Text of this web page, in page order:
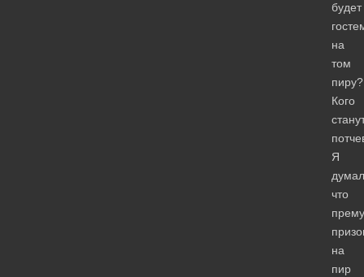
будет
на
том
пиру?
Кого
Я
что
на
пир